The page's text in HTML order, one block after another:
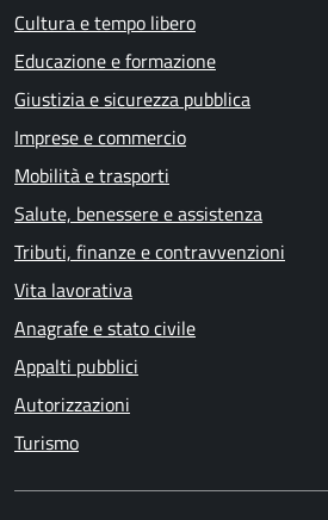
Cultura e tempo libero
Educazione e formazione
Giustizia e sicurezza pubblica
Imprese e commercio
Mobilità e trasporti
Salute, benessere e assistenza
Tributi, finanze e contravvenzioni
Vita lavorativa
Anagrafe e stato civile
Appalti pubblici
Autorizzazioni
Turismo